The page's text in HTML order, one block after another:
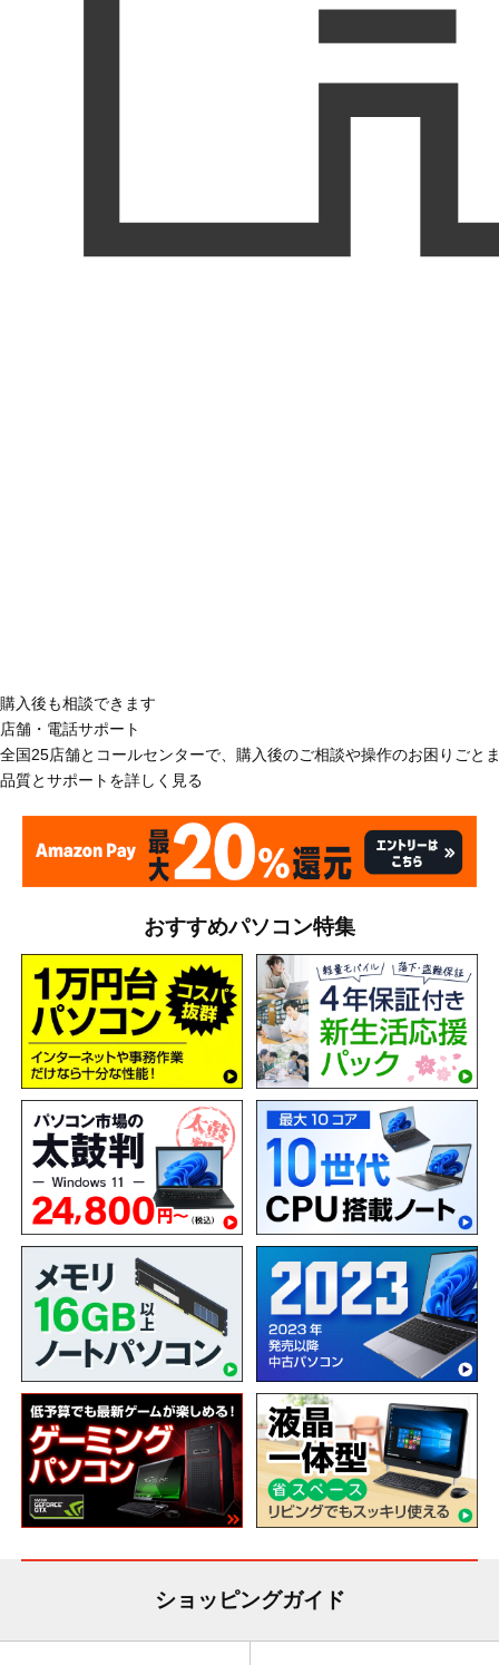
購入後も相談できます
店舗・電話サポート
全国25店舗とコールセンターで、購入後のご相談や操作のお困りごと
品質とサポートを詳しく見る
おすすめパソコン特集
ショッピングガイド